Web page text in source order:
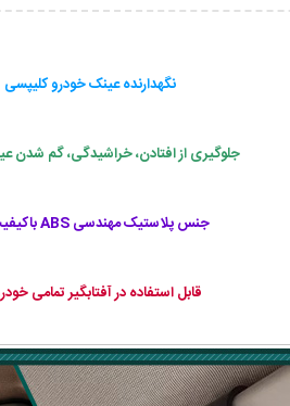
نگهدارنده عینک خودرو کلیپسی
جلوگیری از افتادن، خراشیدگی، گم شدن
جنس پلاستیک مهندسی ABS باکیفیت بالا
قابل استفاده در آفتابگیر تمامی